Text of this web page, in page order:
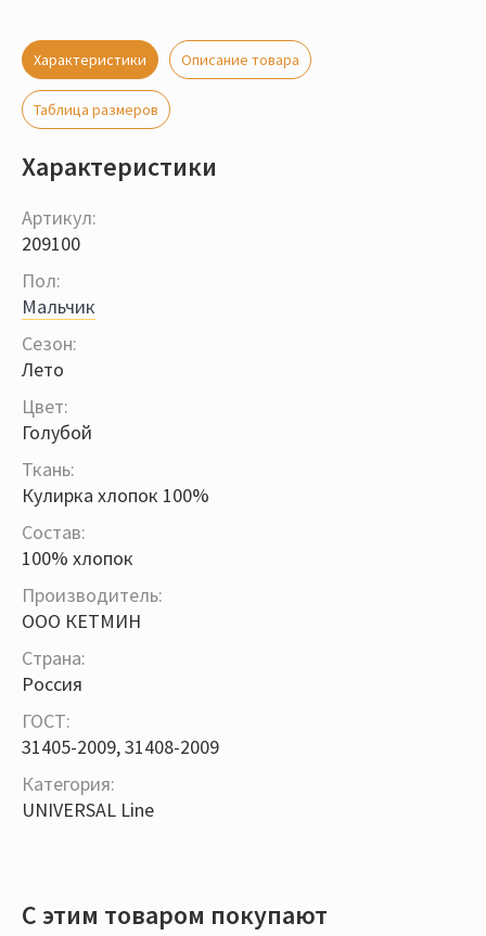
Характеристики Описание товара
Таблица размеров
Характеристики
Артикул:
209100
Пол:
Мальчик
Сезон:
Лето
Цвет:
Голубой
Ткань:
Кулирка хлопок 100%
Состав:
100% хлопок
Производитель:
ООО КЕТМИН
Страна:
Россия
ГОСТ:
31405-2009, 31408-2009
Категория:
UNIVERSAL Line
С этим товаром покупают